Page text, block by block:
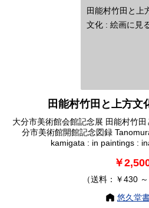
田能村竹田と上
文化 : 絵画に見
田能村竹田と上方文
大分市美術館会館記念展 田能村竹
分市美術館開館記念図録
kamigata : in paintings :
￥
（送料：￥430
悠久堂